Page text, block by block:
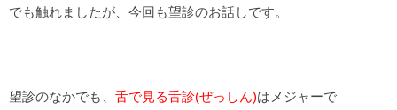
でも触れましたが、今回も望診のお話しです。
望診のなかでも、 舌で見る舌診(ぜっしん)はメジャーで